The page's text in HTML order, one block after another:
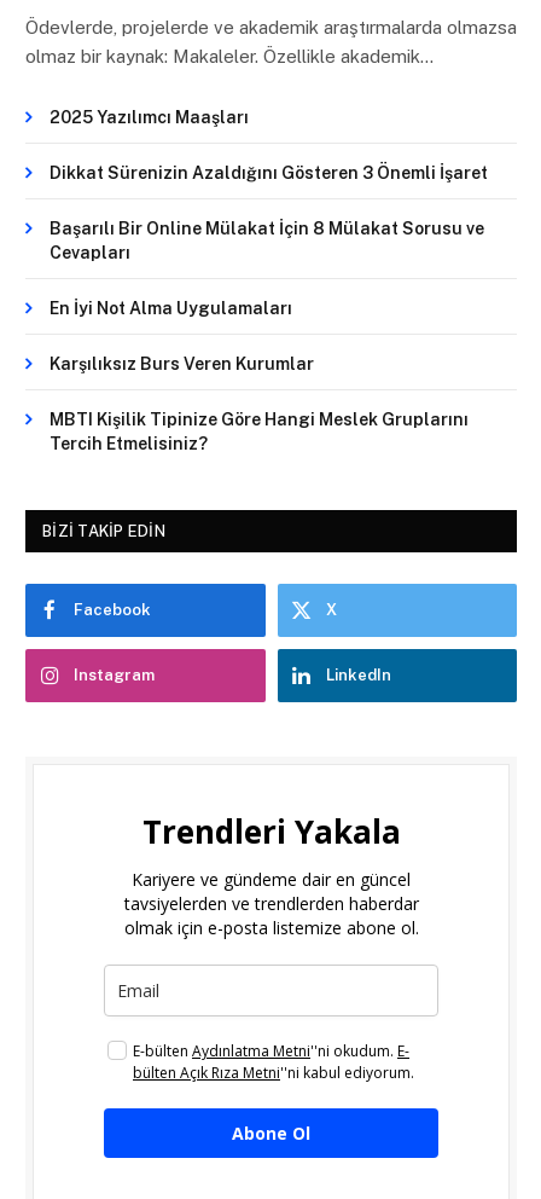
Ödevlerde, projelerde ve akademik araştırmalarda olmazsa
olmaz bir kaynak: Makaleler. Özellikle akademik…
2025 Yazılımcı Maaşları
Dikkat Sürenizin Azaldığını Gösteren 3 Önemli İşaret
Başarılı Bir Online Mülakat İçin 8 Mülakat Sorusu ve
Cevapları
En İyi Not Alma Uygulamaları
Karşılıksız Burs Veren Kurumlar
MBTI Kişilik Tipinize Göre Hangi Meslek Gruplarını
Tercih Etmelisiniz?
BIZI TAKIP EDIN
Facebook X
Instagram LinkedIn
Trendleri Yakala
Kariyere ve gündeme dair en güncel
tavsiyelerden ve trendlerden haberdar
olmak için e-posta listemize abone ol.
E-bülten Aydınlatma Metni''ni okudum. E-
bülten Açık Rıza Metni''ni kabul ediyorum.
Abone Ol